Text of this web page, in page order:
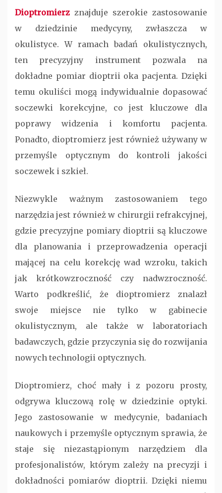
Dioptromierz znajduje szerokie zastosowanie
w dziedzinie medycyny, zwłaszcza w
okulistyce. W ramach badań okulistycznych,
ten precyzyjny instrument pozwala na
dokładne pomiar dioptrii oka pacjenta. Dzięki
temu okuliści mogą indywidualnie dopasować
soczewki korekcyjne, co jest kluczowe dla
poprawy widzenia i komfortu pacjenta.
Ponadto, dioptromierz jest również używany w
przemyśle optycznym do kontroli jakości
soczewek i szkieł.
Niezwykle ważnym zastosowaniem tego
narzędzia jest również w chirurgii refrakcyjnej,
gdzie precyzyjne pomiary dioptrii są kluczowe
dla planowania i przeprowadzenia operacji
mającej na celu korekcję wad wzroku, takich
jak krótkowzroczność czy nadwzroczność.
Warto podkreślić, że dioptromierz znalazł
swoje miejsce nie tylko w gabinecie
okulistycznym, ale także w laboratoriach
badawczych, gdzie przyczynia się do rozwijania
nowych technologii optycznych.
Dioptromierz, choć mały i z pozoru prosty,
odgrywa kluczową rolę w dziedzinie optyki.
Jego zastosowanie w medycynie, badaniach
naukowych i przemyśle optycznym sprawia, że
staje się niezastąpionym narzędziem dla
profesjonalistów, którym zależy na precyzji i
dokładności pomiarów dioptrii. Dzięki niemu